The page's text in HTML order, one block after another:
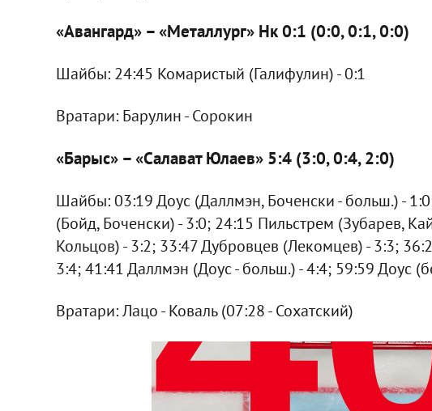
«Авангард» – «Металлург» Нк 0:1 (0:0, 0:1, 0:0)
Шайбы: 24:45 Комаристый (Галифулин) - 0:1
Вратари: Барулин - Сорокин
«Барыс» – «Салават Юлаев» 5:4 (3:0, 0:4, 2:0)
Шайбы: 03:19 Доус (Даллмэн, Боченски - больш.) -
(Бойд, Боченски) - 3:0; 24:15 Пильстрем (Зубарев,
Кольцов) - 3:2; 33:47 Дубровцев (Лекомцев) - 3:3;
3:4; 41:41 Даллмэн (Доус - больш.) - 4:4; 59:59 Доус
Вратари: Лацо - Коваль (07:28 - Сохатский)